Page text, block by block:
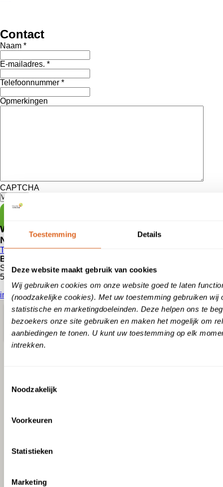
Toestemming Details
Deze website maakt gebruik van cookies
Wij gebruiken cookies om onze website goed te laten
(noodzakelijke cookies). Met uw toestemming gebruiken wij
statistische en marketingdoeleinden. Deze helpen ons te
bezoekers onze site gebruiken en maken het mogelijk om
aanbiedingen te tonen. U kunt uw toestemming op elk
intrekken.
Noodzakelijk
Voorkeuren
Statistieken
Marketing
Contact
Naam *
E-mailadres. *
Telefoonnummer *
Opmerkingen
CAPTCHA
Wil je persoonlijk iemand spreken?
Neem dan telefonisch contact met ons op via
Tel nr: 0418729200
Bezoekadres
Steenweg 79
5301 HK Zaltbommel
info@klantenvertellen.nl